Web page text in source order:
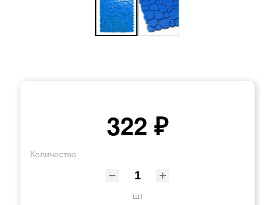
322 ₽
Количество
шт